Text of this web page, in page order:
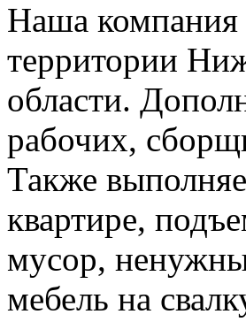
Наша компания
территории
области.
рабочих,
Также
квартире,
мусор,
мебель на